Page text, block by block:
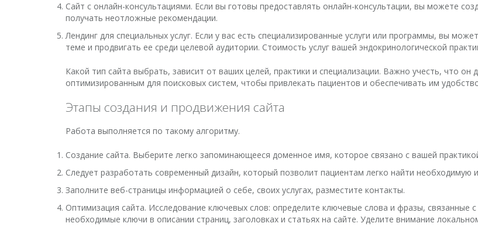
Сайт с онлайн-консультациями. Если вы готовы предоставлять онлайн-консультации, вы можете
получать неотложные рекомендации.
Лендинг для специальных услуг. Если у вас есть специализированные услуги или программы, вы
теме и продвигать ее среди целевой аудитории. Стоимость услуг вашей эндокринологической
Какой тип сайта выбрать, зависит от ваших целей, практики и специализации. Важно учесть, что
оптимизированным для поисковых систем, чтобы привлекать пациентов и обеспечивать им
Этапы создания и продвижения сайта
Работа выполняется по такому алгоритму.
Создание сайта. Выберите легко запоминающееся доменное имя, которое связано с вашей
Следует разработать современный дизайн, который позволит пациентам легко найти необходимую
Заполните веб-страницы информацией о себе, своих услугах, разместите контакты.
Оптимизация сайта. Исследование ключевых слов: определите ключевые слова и фразы, связанные
необходимые ключи в описании страниц, заголовках и статьях на сайте. Уделите внимание